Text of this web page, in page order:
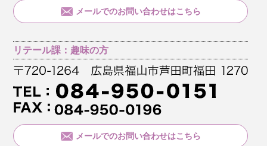
メールでのお問い合わせはこちら
リテール課：趣味の方
メールでのお問い合わせはこちら